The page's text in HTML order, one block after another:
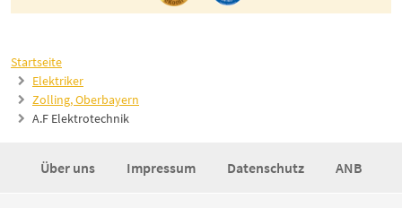
Startseite
Elektriker
Zolling, Oberbayern
A.F Elektrotechnik
Über uns Impressum Datenschutz ANB